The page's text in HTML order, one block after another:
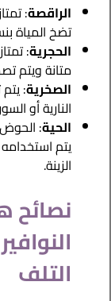
الراقصة:
تضخ المياة
الحجرية:
متانة ويتم
الصخرية:
النارية أو
الحية:
يتم
الزينة.
نصائح
التلف